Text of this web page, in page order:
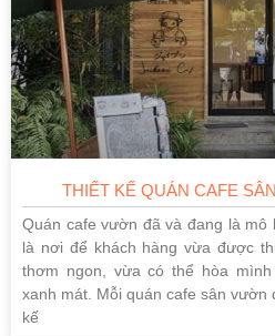
THIẾT KẾ QUÁN CAFE
Quán cafe vườn đã và đang là
là nơi để khách hàng vừa được
thơm ngon, vừa có thể hòa
xanh mát. Mỗi quán cafe sân vườn
kế